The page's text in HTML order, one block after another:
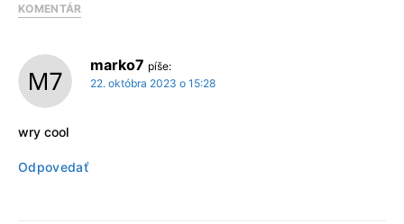
KOMENTÁR
marko7 píše:
22. októbra 2023 o 15:28
wry cool
Odpovedať